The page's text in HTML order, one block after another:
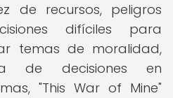
de recursos, peligros
difíciles para
temas de moralidad,
de decisiones en
"This War of Mine"